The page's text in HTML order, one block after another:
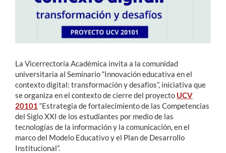
La Vicerrectoría Académica invita a la comunidad
universitaria al Seminario “Innovación educativa en el
contexto digital: transformación y desafíos”, iniciativa que
se organiza en el contexto de cierre del proyecto UCV
20101 “Estrategia de fortalecimiento de las Competencias
del Siglo XXI de los estudiantes por medio de las
tecnologías de la información y la comunicación, en el
marco del Modelo Educativo y el Plan de Desarrollo
Institucional”.